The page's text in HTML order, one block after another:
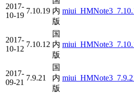
2017-
10-19
7.10.19 内
版
2017-
10-12
7.10.12
国
内
版
2017-
09-21
7.9.21
国
内
版